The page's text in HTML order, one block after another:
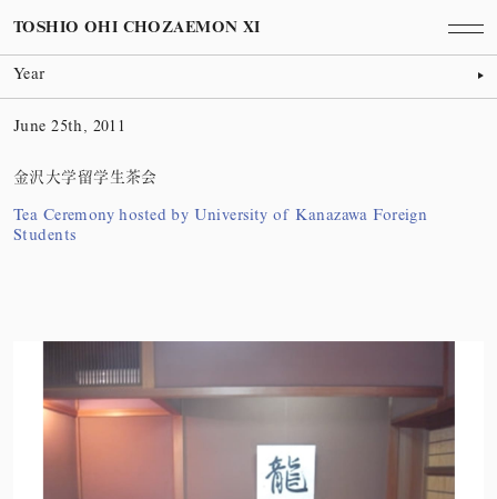
TOSHIO OHI CHOZAEMON XI
Year
June 25th, 2011
金沢大学留学生茶会
Tea Ceremony hosted by University of Kanazawa Foreign
Students